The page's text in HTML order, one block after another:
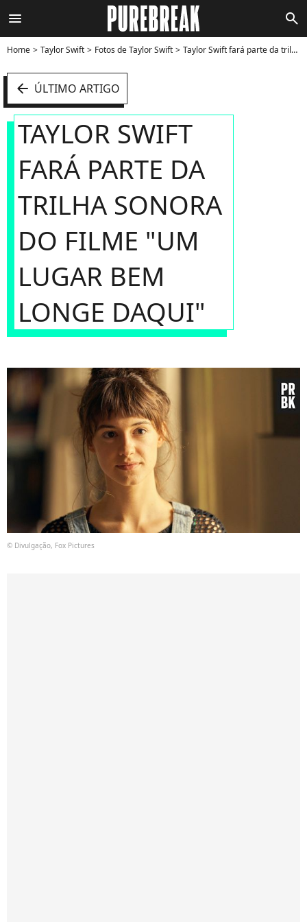
menu search
Home Taylor Swift Fotos de Taylor Swift Taylor Swift fará parte da trilha sonora do filme "Um Lugar Bem Longe Daqui" - Foto
arrow_left ÚLTIMO ARTIGO
TAYLOR SWIFT
FARÁ PARTE DA
TRILHA SONORA
DO FILME "UM
LUGAR BEM
LONGE DAQUI"
© Divulgação, Fox Pictures